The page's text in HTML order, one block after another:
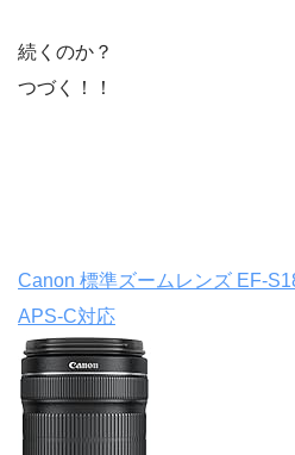
続くのか？
つづく！！
Canon 標準ズームレンズ EF-
APS-C対応